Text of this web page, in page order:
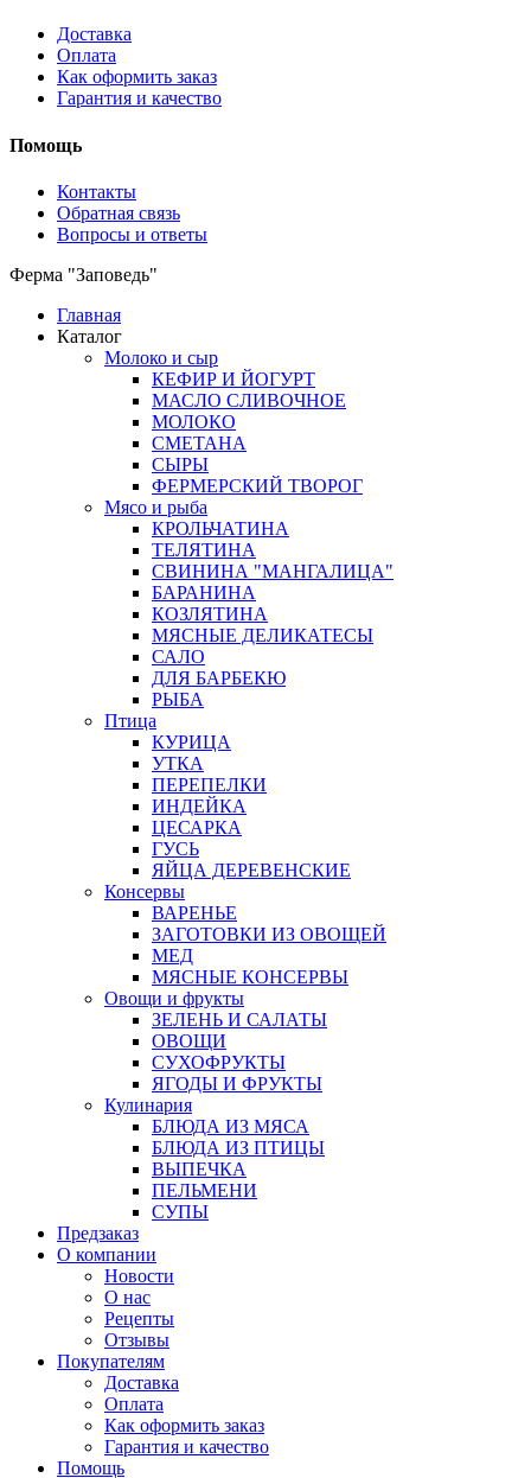
Доставка
Оплата
Как оформить заказ
Гарантия и качество
Помощь
Контакты
Обратная связь
Вопросы и ответы
Ферма "Заповедь"
Главная
Каталог
Молоко и сыр
КЕФИР И ЙОГУРТ
МАСЛО СЛИВОЧНОЕ
МОЛОКО
СМЕТАНА
СЫРЫ
ФЕРМЕРСКИЙ ТВОРОГ
Мясо и рыба
КРОЛЬЧАТИНА
ТЕЛЯТИНА
СВИНИНА "МАНГАЛИЦА"
БАРАНИНА
КОЗЛЯТИНА
МЯСНЫЕ ДЕЛИКАТЕСЫ
САЛО
ДЛЯ БАРБЕКЮ
РЫБА
Птица
КУРИЦА
УТКА
ПЕРЕПЕЛКИ
ИНДЕЙКА
ЦЕСАРКА
ГУСЬ
ЯЙЦА ДЕРЕВЕНСКИЕ
Консервы
ВАРЕНЬЕ
ЗАГОТОВКИ ИЗ ОВОЩЕЙ
МЕД
МЯСНЫЕ КОНСЕРВЫ
Овощи и фрукты
ЗЕЛЕНЬ И САЛАТЫ
ОВОЩИ
СУХОФРУКТЫ
ЯГОДЫ И ФРУКТЫ
Кулинария
БЛЮДА ИЗ МЯСА
БЛЮДА ИЗ ПТИЦЫ
ВЫПЕЧКА
ПЕЛЬМЕНИ
СУПЫ
Предзаказ
О компании
Новости
О нас
Рецепты
Отзывы
Покупателям
Доставка
Оплата
Как оформить заказ
Гарантия и качество
Помощь